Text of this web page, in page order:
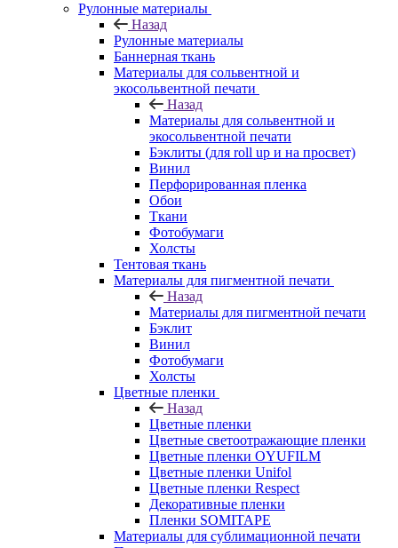
Рулонные материалы
Назад
Рулонные материалы
Баннерная ткань
Материалы для сольвентной и
экосольвентной печати
Назад
Материалы для сольвентной и
экосольвентной печати
Бэклиты (для roll up и на просвет)
Винил
Перфорированная пленка
Обои
Ткани
Фотобумаги
Холсты
Тентовая ткань
Материалы для пигментной печати
Назад
Материалы для пигментной печати
Бэклит
Винил
Фотобумаги
Холсты
Цветные пленки
Назад
Цветные пленки
Цветные светоотражающие пленки
Цветные пленки OYUFILM
Цветные пленки Unifol
Цветные пленки Respect
Декоративные пленки
Пленки SOMITAPE
Материалы для сублимационной печати